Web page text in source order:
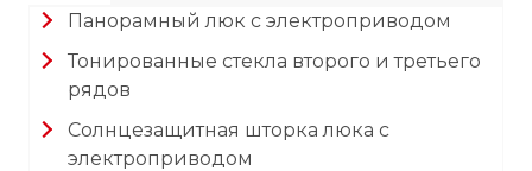
Панорамный люк с электроприводом
Тонированные стекла второго и третьего
рядов
Солнцезащитная шторка люка с
электроприводом